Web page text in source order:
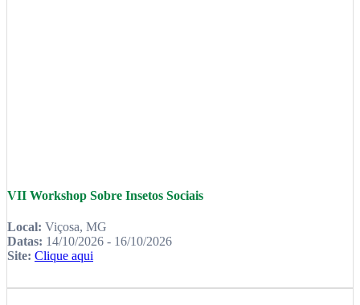
VII Workshop Sobre Insetos Sociais
Local: Viçosa, MG
Datas: 14/10/2026 - 16/10/2026
Site: Clique aqui